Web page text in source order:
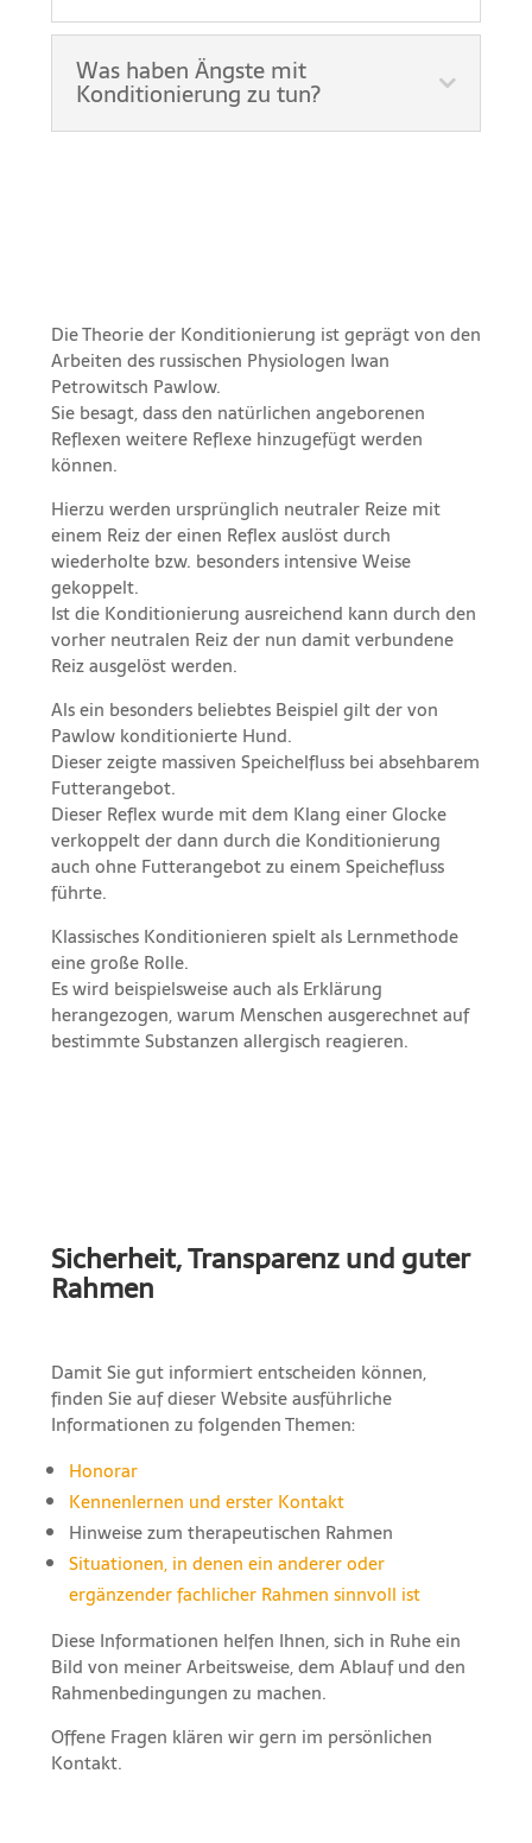
Was haben Ängste mit
Konditionierung zu tun?
Die Theorie der Konditionierung ist geprägt von den
Arbeiten des russischen Physiologen Iwan
Petrowitsch Pawlow.
Sie besagt, dass den natürlichen angeborenen
Reflexen weitere Reflexe hinzugefügt werden
können.
Hierzu werden ursprünglich neutraler Reize mit
einem Reiz der einen Reflex auslöst durch
wiederholte bzw. besonders intensive Weise
gekoppelt.
Ist die Konditionierung ausreichend kann durch den
vorher neutralen Reiz der nun damit verbundene
Reiz ausgelöst werden.
Als ein besonders beliebtes Beispiel gilt der von
Pawlow konditionierte Hund.
Dieser zeigte massiven Speichelfluss bei absehbarem
Futterangebot.
Dieser Reflex wurde mit dem Klang einer Glocke
verkoppelt der dann durch die Konditionierung
auch ohne Futterangebot zu einem Speichefluss
führte.
Klassisches Konditionieren spielt als Lernmethode
eine große Rolle.
Es wird beispielsweise auch als Erklärung
herangezogen, warum Menschen ausgerechnet auf
bestimmte Substanzen allergisch reagieren.
Sicherheit, Transparenz und guter
Rahmen
Damit Sie gut informiert entscheiden können,
finden Sie auf dieser Website ausführliche
Informationen zu folgenden Themen:
Honorar
Kennenlernen und erster Kontakt
Hinweise zum therapeutischen Rahmen
Situationen, in denen ein anderer oder
ergänzender fachlicher Rahmen sinnvoll ist
Diese Informationen helfen Ihnen, sich in Ruhe ein
Bild von meiner Arbeitsweise, dem Ablauf und den
Rahmenbedingungen zu machen.
Offene Fragen klären wir gern im persönlichen
Kontakt.